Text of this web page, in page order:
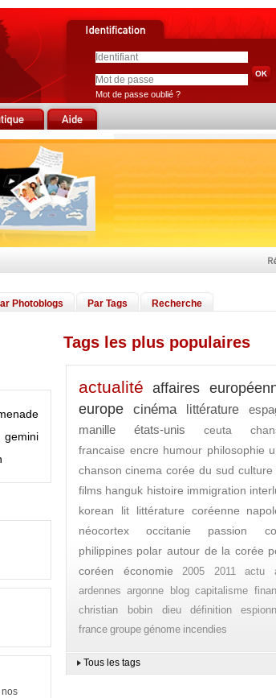
Mot de passe oublié ?
Photoblogs Par Tags Recherche
gemini
nos
Tags les plus populaires
actualité affaires
europe
cinéma littérature
manille
états-unis ceuta
francaise encre humour philosophie
chanson cinema corée du sud culture
films hanguk histoire immigration
korean lit
littérature coréenne
néocortex
occitanie
passion
philippines polar autour de la corée
coréen
économie 2005 2011 actu
ardennes argonne blog capitalisme
christian bobin
dieu définition
france groupe génome incendies
Tous les tags